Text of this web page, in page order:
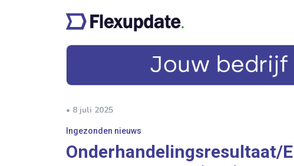
• 8 juli 2025
Ingezonden nieuws
Onderhandelingsresultaat/